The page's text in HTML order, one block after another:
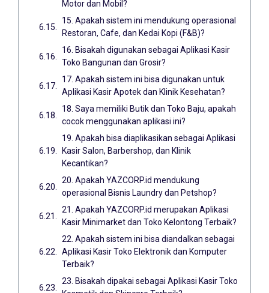
Motor dan Mobil?
15. Apakah sistem ini mendukung operasional
Restoran, Cafe, dan Kedai Kopi (F&B)?
16. Bisakah digunakan sebagai Aplikasi Kasir
Toko Bangunan dan Grosir?
17. Apakah sistem ini bisa digunakan untuk
Aplikasi Kasir Apotek dan Klinik Kesehatan?
18. Saya memiliki Butik dan Toko Baju, apakah
cocok menggunakan aplikasi ini?
19. Apakah bisa diaplikasikan sebagai Aplikasi
Kasir Salon, Barbershop, dan Klinik
Kecantikan?
20. Apakah YAZCORP.id mendukung
operasional Bisnis Laundry dan Petshop?
21. Apakah YAZCORP.id merupakan Aplikasi
Kasir Minimarket dan Toko Kelontong Terbaik?
22. Apakah sistem ini bisa diandalkan sebagai
Aplikasi Kasir Toko Elektronik dan Komputer
Terbaik?
23. Bisakah dipakai sebagai Aplikasi Kasir Toko